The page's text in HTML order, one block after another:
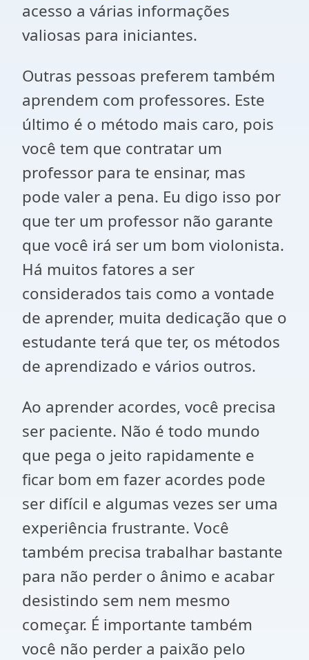
acesso a várias informações
valiosas para iniciantes.
Outras pessoas preferem também
aprendem com professores. Este
último é o método mais caro, pois
você tem que contratar um
professor para te ensinar, mas
pode valer a pena. Eu digo isso por
que ter um professor não garante
que você irá ser um bom violonista.
Há muitos fatores a ser
considerados tais como a vontade
de aprender, muita dedicação que o
estudante terá que ter, os métodos
de aprendizado e vários outros.
Ao aprender acordes, você precisa
ser paciente. Não é todo mundo
que pega o jeito rapidamente e
ficar bom em fazer acordes pode
ser difícil e algumas vezes ser uma
experiência frustrante. Você
também precisa trabalhar bastante
para não perder o ânimo e acabar
desistindo sem nem mesmo
começar. É importante também
você não perder a paixão pelo